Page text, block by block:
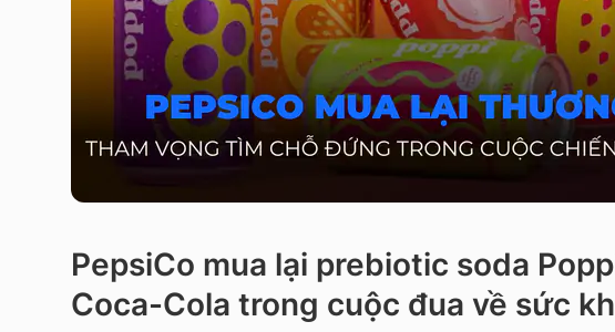
PepsiCo mua lại prebiotic soda
Coca-Cola trong cuộc đua về sức